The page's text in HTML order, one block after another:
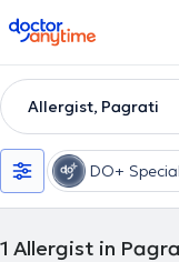
doctoranytime
Allergist, Pagrati
DO+
1 Allergist in